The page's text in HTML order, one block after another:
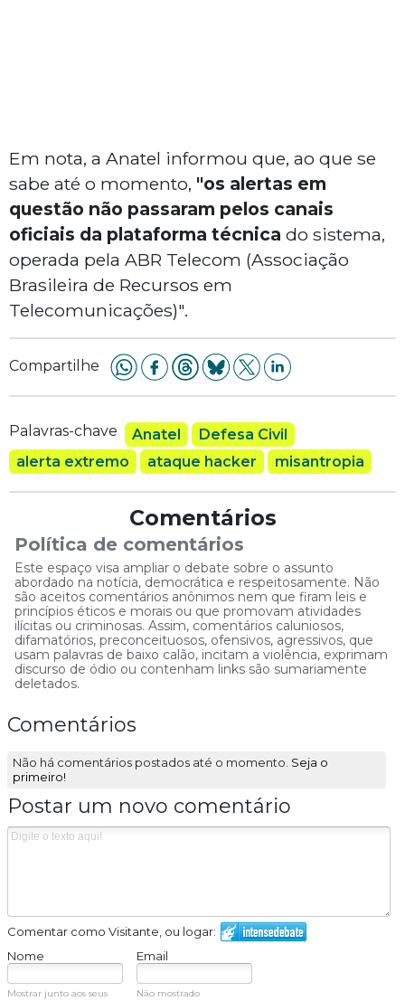
Em nota, a Anatel informou que, ao que se
sabe até o momento, "os alertas em
questão não passaram pelos canais
oficiais da plataforma técnica do sistema,
operada pela ABR Telecom (Associação
Brasileira de Recursos em
Telecomunicações)".
Compartilhe
Palavras-chave Anatel
Defesa Civil
alerta extremo
ataque hacker misantropia
Comentários
Política de comentários
Este espaço visa ampliar o debate sobre o assunto
abordado na notícia, democrática e respeitosamente. Não
são aceitos comentários anônimos nem que firam leis e
princípios éticos e morais ou que promovam atividades
ilícitas ou criminosas. Assim, comentários caluniosos,
difamatórios, preconceituosos, ofensivos, agressivos, que
usam palavras de baixo calão, incitam a violência, exprimam
discurso de ódio ou contenham links são sumariamente
deletados.
Comentários
Não há comentários postados até o momento. Seja o
primeiro!
Postar um novo comentário
Comentar como Visitante, ou logar:
Nome
Email
Mostrar junto aos seus
Não mostrado